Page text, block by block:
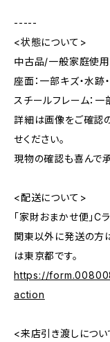
-----
<状態について>
中古品/一般家庭使
座面：一部キズ・水跡
スチールフレーム：一
詳細は画像をご確認
せください。
現物の確認も喜んで承
<配送について>
「家財おまかせ便」C
関東以外に発送の方
は東京都です。
https://
action
<来店引き渡しにつ